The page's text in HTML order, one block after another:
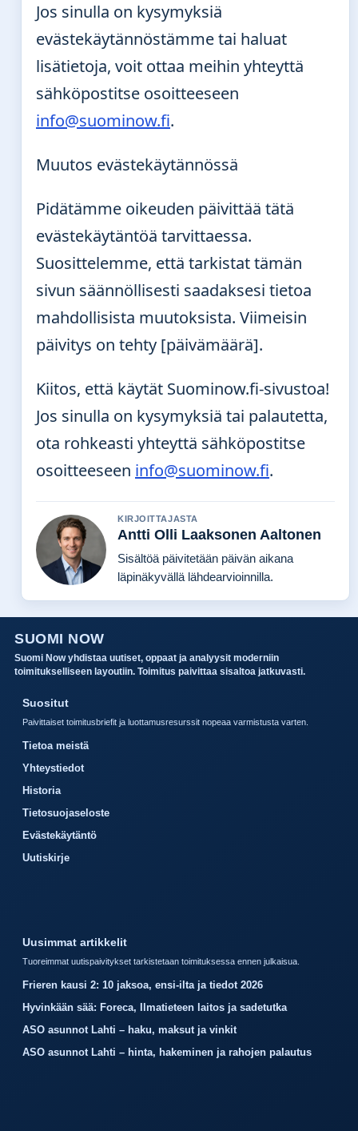
Jos sinulla on kysymyksiä
evästekäytännöstämme tai haluat
lisätietoja, voit ottaa meihin yhteyttä
sähköpostitse osoitteeseen
info@suominow.fi.
Muutos evästekäytännössä
Pidätämme oikeuden päivittää tätä
evästekäytäntöä tarvittaessa.
Suosittelemme, että tarkistat tämän
sivun säännöllisesti saadaksesi tietoa
mahdollisista muutoksista. Viimeisin
päivitys on tehty [päivämäärä].
Kiitos, että käytät Suominow.fi-sivustoa!
Jos sinulla on kysymyksiä tai palautetta,
ota rohkeasti yhteyttä sähköpostitse
osoitteeseen info@suominow.fi.
KIRJOITTAJASTA
Antti Olli Laaksonen Aaltonen
Sisältöä päivitetään päivän aikana
läpinäkyvällä lähdearvioinnilla.
SUOMI NOW
Suomi Now yhdistaa uutiset, oppaat ja analyysit moderniin
toimitukselliseen layoutiin. Toimitus paivittaa sisaltoa jatkuvasti.
Suositut
Paivittaiset toimitusbriefit ja luottamusresurssit nopeaa varmistusta varten.
Tietoa meistä
Yhteystiedot
Historia
Tietosuojaseloste
Evästekäytäntö
Uutiskirje
Uusimmat artikkelit
Tuoreimmat uutispaivitykset tarkistetaan toimituksessa ennen julkaisua.
Frieren kausi 2: 10 jaksoa, ensi-ilta ja tiedot 2026
Hyvinkään sää: Foreca, Ilmatieteen laitos ja sadetutka
ASO asunnot Lahti – haku, maksut ja vinkit
ASO asunnot Lahti – hinta, hakeminen ja rahojen palautus